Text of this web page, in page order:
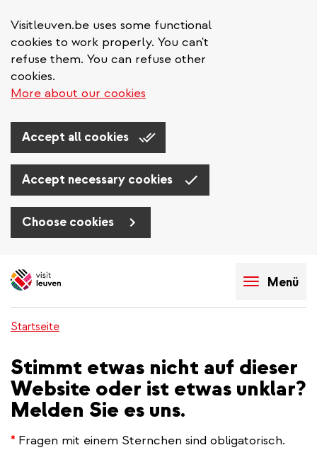
Visitleuven.be uses some functional
cookies to work properly. You can't
refuse them. You can refuse other
cookies.
More about our cookies
Accept all cookies
Accept necessary cookies
Choose cookies
zum
Menü
Startseite
Stimmt etwas nicht auf dieser
Website oder ist etwas unklar?
Melden Sie es uns.
* Fragen mit einem Sternchen sind obligatorisch.